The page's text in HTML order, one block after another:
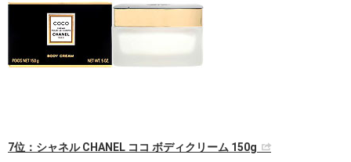
7位：シャネル CHANEL ココ ボディクリーム 150g